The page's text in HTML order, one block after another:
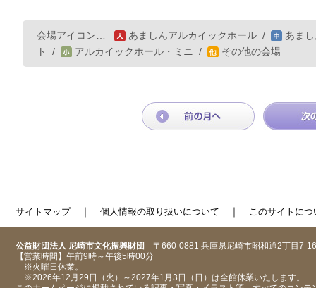
会場アイコン… あましんアルカイックホール /
あま
ト
/ アルカイックホール・ミニ / その他の会場
サイトマップ｜ 個人情報の取り扱いについて ｜ このサイトにつ
公益財団法人 尼崎市文化振興財団 〒660-0881 兵庫県尼崎市昭和通2丁目7-16
【営業時間】午前9時～午後5時00分
※火曜日休業。
※2026年12月29日（火）～2027年1月3日（日）は全館休業いたします。